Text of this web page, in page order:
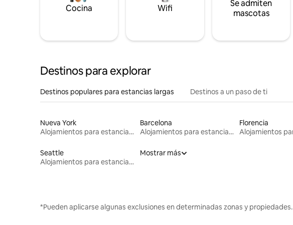
Cocina Wifi
Se admiten
mascotas
Destinos para explorar
Destinos populares para estancias largas Destinos a un paso de ti
Nueva York
Alojamientos para estancias largas
Barcelona
Alojamientos para estancias largas
Florencia
Seattle
Alojamientos para estancias largas
Mostrar más
*Pueden aplicarse algunas exclusiones en determinadas zonas y propiedades.